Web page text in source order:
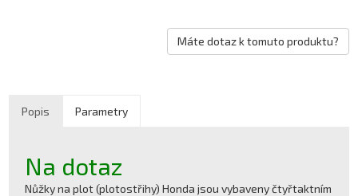
Máte dotaz k tomuto produktu?
Popis Parametry
Na dotaz
Nůžky na plot (plotostřihy) Honda jsou vybaveny čtyřtaktním